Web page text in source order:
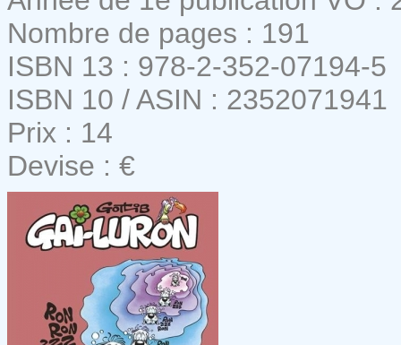
Nombre de pages : 191
ISBN 13 : 978-2-352-07194-5
ISBN 10 / ASIN : 2352071941
Prix : 14
Devise : €